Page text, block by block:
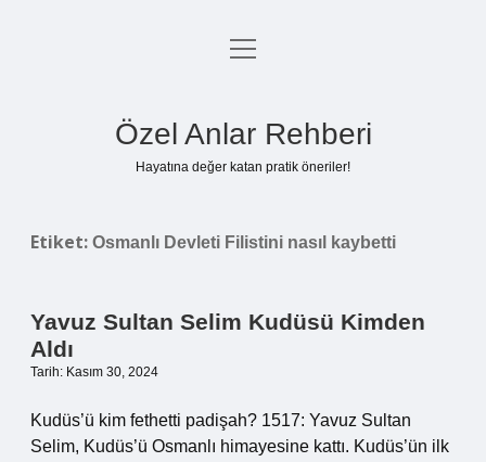
Anasayfa
menüyü
Özel Anlar Rehberi
Hayatına değer katan pratik öneriler!
Etiket: Osmanlı Devleti Filistini nasıl kaybetti
Yavuz Sultan Selim Kudüsü Kimden
Aldı
Tarih: Kasım 30, 2024
Kudüs’ü kim fethetti padişah? 1517: Yavuz Sultan
Selim, Kudüs’ü Osmanlı himayesine kattı. Kudüs’ün ilk